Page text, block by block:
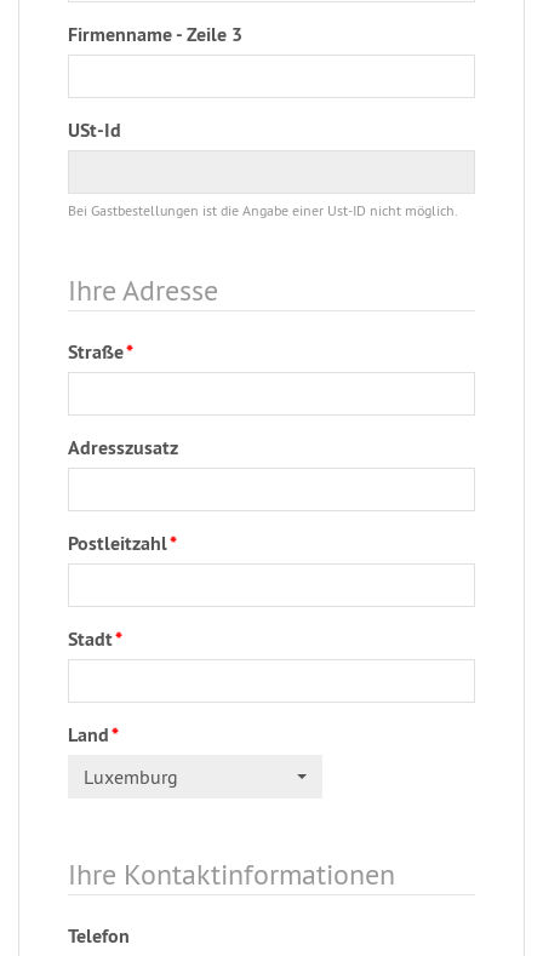
Firmenname - Zeile 3
USt-Id
Bei Gastbestellungen ist die Angabe einer Ust-ID nicht möglich.
Ihre Adresse
Straße*
Adresszusatz
Postleitzahl*
Stadt*
Land*
Luxemburg
Ihre Kontaktinformationen
Telefon